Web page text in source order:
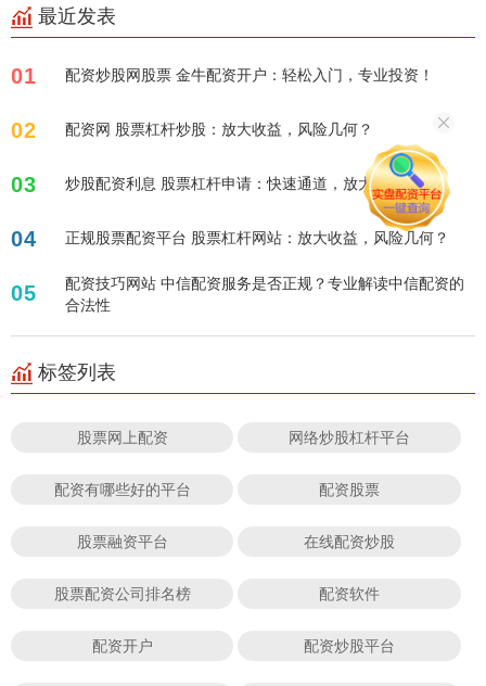
最近发表
01 配资炒股网股票 金牛配资开户：轻松入门，专业投资！
02 配资网 股票杠杆炒股：放大收益，风险几何？
03 炒股配资利息 股票杠杆申请：快速通道，放大您的收益！
04 正规股票配资平台 股票杠杆网站：放大收益，风险几何？
05
配资技巧网站 中信配资服务是否正规？专业解读中信配资的
合法性
标签列表
股票网上配资 网络炒股杠杆平台
配资有哪些好的平台 配资股票
股票融资平台 在线配资炒股
股票配资公司排名榜 配资软件
配资开户 配资炒股平台